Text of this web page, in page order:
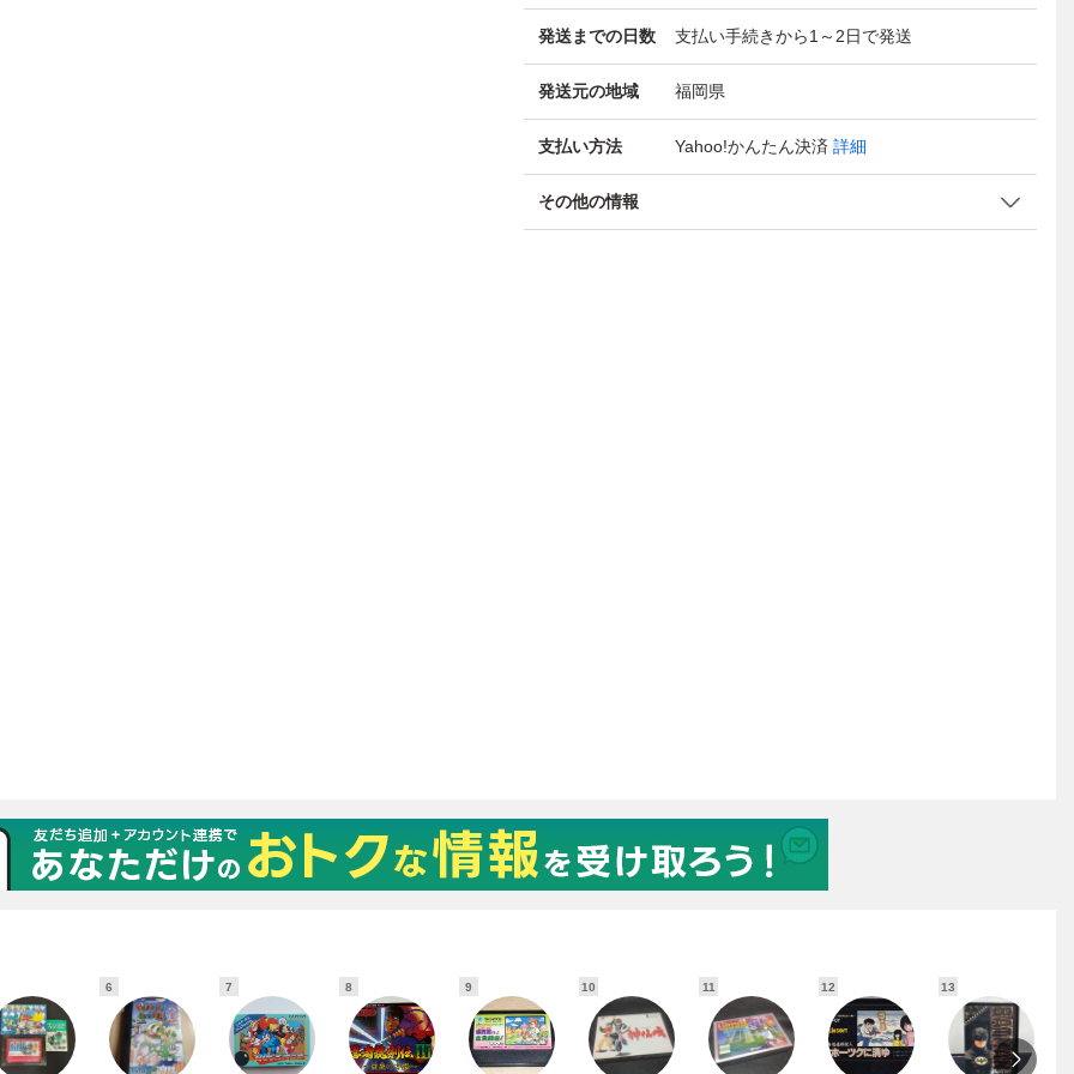
発送までの日数 支払い手続きから1～2日で発送
発送元の地域 福岡県
支払い方法 Yahoo!かんたん決済 詳細
その他の情報
6 7 8 9 10 11 12 13